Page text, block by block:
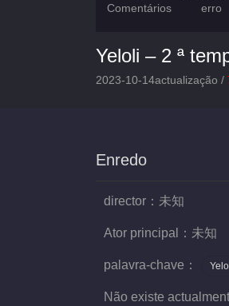
Comentários
erro
Yeloli – 2 ª
2023-10-14actualização /
Enredo
director： 未知
Ator principal： 未知
palavra-chave：
Não existe